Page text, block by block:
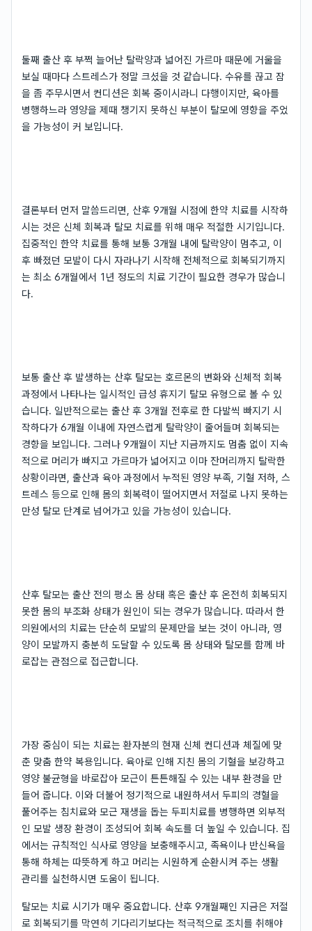
둘째 출산 후 부쩍 늘어난 탈락양과 넓어진 가르마 때문에 거울을
보실 때마다 스트레스가 정말 크셨을 것 같습니다. 수유를 끊고 잠
을 좀 주무시면서 컨디션은 회복 중이시라니 다행이지만, 육아를
병행하느라 영양을 제때 챙기지 못하신 부분이 탈모에 영향을 주었
을 가능성이 커 보입니다.
결론부터 먼저 말씀드리면, 산후 9개월 시점에 한약 치료를 시작하
시는 것은 신체 회복과 탈모 치료를 위해 매우 적절한 시기입니다.
집중적인 한약 치료를 통해 보통 3개월 내에 탈락양이 멈추고, 이
후 빠졌던 모발이 다시 자라나기 시작해 전체적으로 회복되기까지
는 최소 6개월에서 1년 정도의 치료 기간이 필요한 경우가 많습니
다.
보통 출산 후 발생하는 산후 탈모는 호르몬의 변화와 신체적 회복
과정에서 나타나는 일시적인 급성 휴지기 탈모 유형으로 볼 수 있
습니다. 일반적으로는 출산 후 3개월 전후로 한 다발씩 빠지기 시
작하다가 6개월 이내에 자연스럽게 탈락양이 줄어들며 회복되는
경향을 보입니다. 그러나 9개월이 지난 지금까지도 멈춤 없이 지속
적으로 머리가 빠지고 가르마가 넓어지고 이마 잔머리까지 탈락한
상황이라면, 출산과 육아 과정에서 누적된 영양 부족, 기혈 저하, 스
트레스 등으로 인해 몸의 회복력이 떨어지면서 저절로 나지 못하는
만성 탈모 단계로 넘어가고 있을 가능성이 있습니다.
산후 탈모는 출산 전의 평소 몸 상태 혹은 출산 후 온전히 회복되지
못한 몸의 부조화 상태가 원인이 되는 경우가 많습니다. 따라서 한
의원에서의 치료는 단순히 모발의 문제만을 보는 것이 아니라, 영
양이 모발까지 충분히 도달할 수 있도록 몸 상태와 탈모를 함께 바
로잡는 관점으로 접근합니다.
가장 중심이 되는 치료는 환자분의 현재 신체 컨디션과 체질에 맞
춘 맞춤 한약 복용입니다. 육아로 인해 지친 몸의 기혈을 보강하고
영양 불균형을 바로잡아 모근이 튼튼해질 수 있는 내부 환경을 만
들어 줍니다. 이와 더불어 정기적으로 내원하셔서 두피의 경혈을
풀어주는 침치료와 모근 재생을 돕는 두피치료를 병행하면 외부적
인 모발 생장 환경이 조성되어 회복 속도를 더 높일 수 있습니다. 집
에서는 규칙적인 식사로 영양을 보충해주시고, 족욕이나 반신욕을
통해 하체는 따뜻하게 하고 머리는 시원하게 순환시켜 주는 생활
관리를 실천하시면 도움이 됩니다.
탈모는 치료 시기가 매우 중요합니다. 산후 9개월째인 지금은 저절
로 회복되기를 막연히 기다리기보다는 적극적으로 조치를 취해야